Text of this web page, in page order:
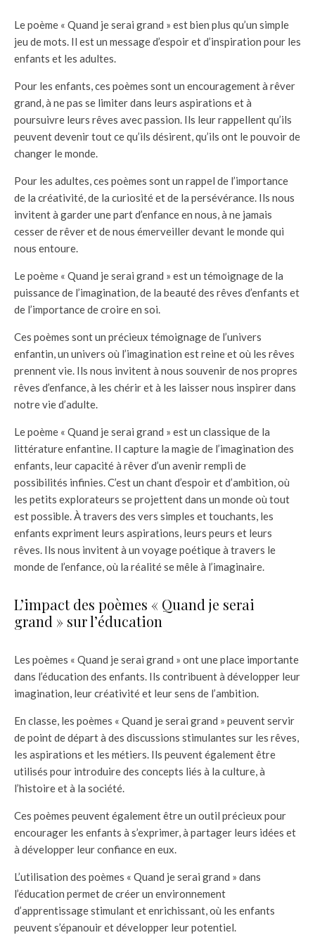
Le poème « Quand je serai grand » est bien plus qu’un simple
jeu de mots. Il est un message d’espoir et d’inspiration pour les
enfants et les adultes.
Pour les enfants, ces poèmes sont un encouragement à rêver
grand, à ne pas se limiter dans leurs aspirations et à
poursuivre leurs rêves avec passion. Ils leur rappellent qu’ils
peuvent devenir tout ce qu’ils désirent, qu’ils ont le pouvoir de
changer le monde.
Pour les adultes, ces poèmes sont un rappel de l’importance
de la créativité, de la curiosité et de la persévérance. Ils nous
invitent à garder une part d’enfance en nous, à ne jamais
cesser de rêver et de nous émerveiller devant le monde qui
nous entoure.
Le poème « Quand je serai grand » est un témoignage de la
puissance de l’imagination, de la beauté des rêves d’enfants et
de l’importance de croire en soi.
Ces poèmes sont un précieux témoignage de l’univers
enfantin, un univers où l’imagination est reine et où les rêves
prennent vie. Ils nous invitent à nous souvenir de nos propres
rêves d’enfance, à les chérir et à les laisser nous inspirer dans
notre vie d’adulte.
Le poème « Quand je serai grand » est un classique de la
littérature enfantine. Il capture la magie de l’imagination des
enfants, leur capacité à rêver d’un avenir rempli de
possibilités infinies. C’est un chant d’espoir et d’ambition, où
les petits explorateurs se projettent dans un monde où tout
est possible. À travers des vers simples et touchants, les
enfants expriment leurs aspirations, leurs peurs et leurs
rêves. Ils nous invitent à un voyage poétique à travers le
monde de l’enfance, où la réalité se mêle à l’imaginaire.
L’impact des poèmes « Quand je serai
grand » sur l’éducation
Les poèmes « Quand je serai grand » ont une place importante
dans l’éducation des enfants. Ils contribuent à développer leur
imagination, leur créativité et leur sens de l’ambition.
En classe, les poèmes « Quand je serai grand » peuvent servir
de point de départ à des discussions stimulantes sur les rêves,
les aspirations et les métiers. Ils peuvent également être
utilisés pour introduire des concepts liés à la culture, à
l’histoire et à la société.
Ces poèmes peuvent également être un outil précieux pour
encourager les enfants à s’exprimer, à partager leurs idées et
à développer leur confiance en eux.
L’utilisation des poèmes « Quand je serai grand » dans
l’éducation permet de créer un environnement
d’apprentissage stimulant et enrichissant, où les enfants
peuvent s’épanouir et développer leur potentiel.